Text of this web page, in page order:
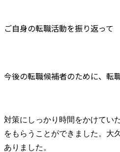
ご自身の転職活動を振り返って
今後の転職候補者のために、転
対策にしっかり時間をかけてい
をもらうことができました。大
ありました。